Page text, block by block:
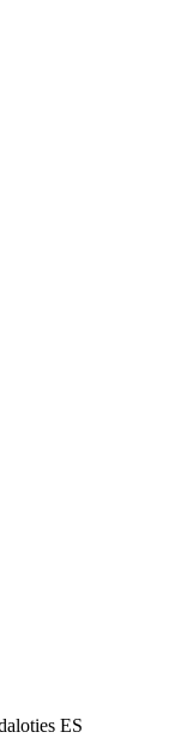
ES